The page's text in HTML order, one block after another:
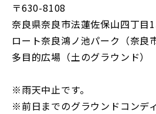
〒630-8108
奈良県奈良市法蓮佐保山四丁目
ロート奈良鴻ノ池パーク（奈良
多目的広場（土のグラウンド）
※雨天中止です。
※前日までのグラウンドコンデ